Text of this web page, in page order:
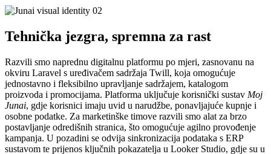
Tehnička jezgra, spremna za rast
Razvili smo naprednu digitalnu platformu po mjeri, zasnovanu na
okviru Laravel s uređivačem sadržaja Twill, koja omogućuje
jednostavno i fleksibilno upravljanje sadržajem, katalogom
proizvoda i promocijama. Platforma uključuje korisnički sustav Moj
Junai, gdje korisnici imaju uvid u narudžbe, ponavljajuće kupnje i
osobne podatke. Za marketinške timove razvili smo alat za brzo
postavljanje odredišnih stranica, što omogućuje agilno provođenje
kampanja. U pozadini se odvija sinkronizacija podataka s ERP
sustavom te prijenos ključnih pokazatelja u Looker Studio, gdje su u